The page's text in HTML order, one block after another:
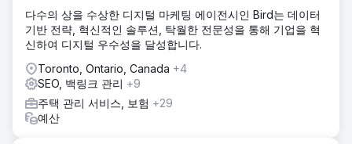
다수의 상을 수상한 디지털 마케팅 에이전시인 Bird는 데이터
기반 전략, 혁신적인 솔루션, 탁월한 전문성을 통해 기업을 혁
신하여 디지털 우수성을 달성합니다.
Toronto, Ontario, Canada +4
SEO, 백링크 관리 +9
주택 관리 서비스, 보험 +29
예산